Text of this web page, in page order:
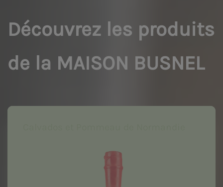
Découvrez les produits
de la MAISON BUSNEL